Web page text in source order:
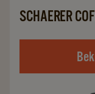
SCHAERER